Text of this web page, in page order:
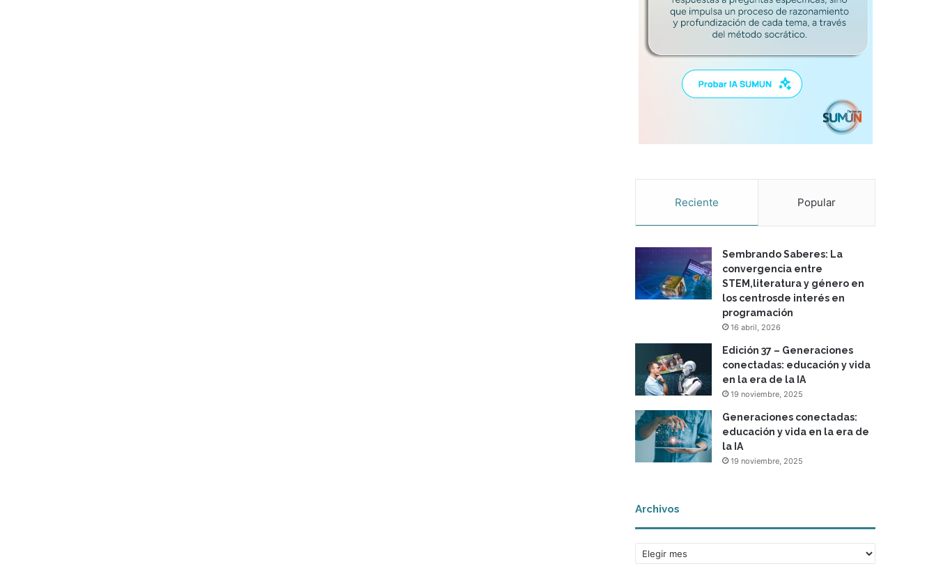
Reciente Popular
Sembrando Saberes: La
convergencia entre
STEM,literatura y género en
los centrosde interés en
programación
16 abril, 2026
Edición 37 – Generaciones
conectadas: educación y vida
en la era de la IA
19 noviembre, 2025
Generaciones conectadas:
educación y vida en la era de
la IA
19 noviembre, 2025
Archivos
r